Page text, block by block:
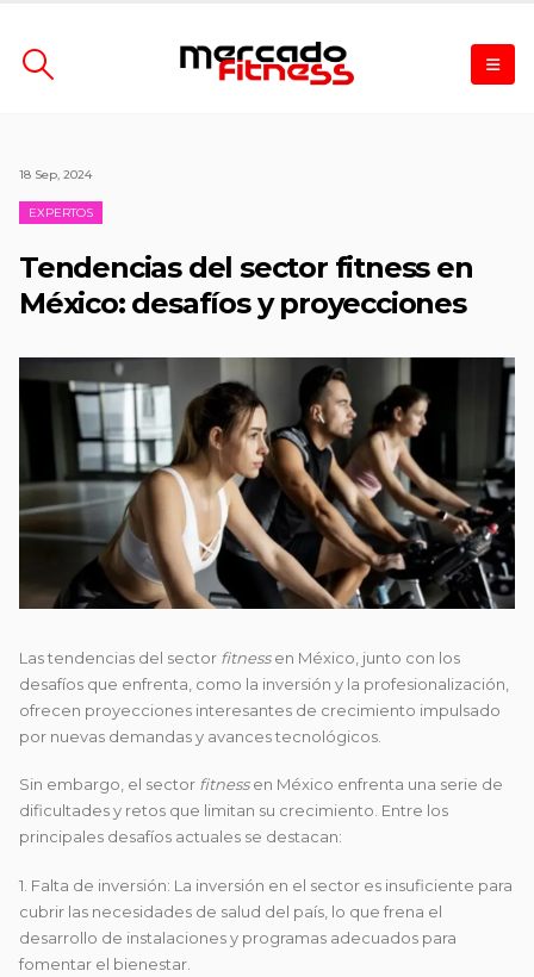
18 Sep, 2024
EXPERTOS
Tendencias del sector fitness en
México: desafíos y proyecciones
Las tendencias del sector fitnessen México, junto con los
desafíos que enfrenta, como la inversión y la profesionalización,
ofrecen proyecciones interesantes de crecimiento impulsado
por nuevas demandas y avances tecnológicos.
Sin embargo, el sector fitnessen México enfrenta una serie de
dificultades y retos que limitan su crecimiento. Entre los
principales desafíos actuales se destacan:
1. Falta de inversión: La inversión en el sector es insuficiente para
cubrir las necesidades de salud del país, lo que frena el
desarrollo de instalaciones y programas adecuados para
fomentar el bienestar.